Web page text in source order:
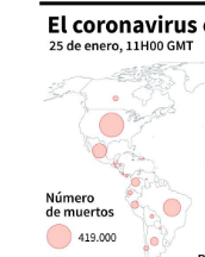
Image